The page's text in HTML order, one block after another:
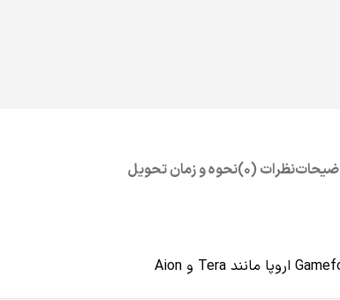
نظرات (0) نحوه و زمان تحویل